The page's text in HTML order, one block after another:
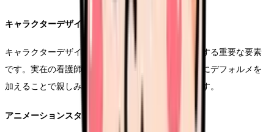
キャラクターデザインの方向性
キャラクターデザインは、視聴者との親和性を左右する重要な要素
です。実在の看護師をモデルにする場合でも、適度にデフォルメを
加えることで親しみやすい印象を作ることができます。
アニメーションスタイルの選択